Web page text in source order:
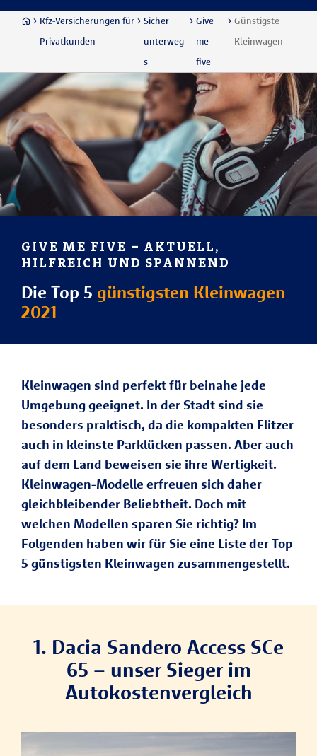
Kfz-Versicherungen für
Privatkunden
Sicher
unterweg
s
Give
me
five
Günstigste
Kleinwagen
GIVE ME FIVE – AKTUELL,
HILFREICH UND SPANNEND
Die Top 5 günstigsten Kleinwagen
2021
Kleinwagen sind perfekt für beinahe jede
Umgebung geeignet. In der Stadt sind sie
besonders praktisch, da die kompakten Flitzer
auch in kleinste Parklücken passen. Aber auch
auf dem Land beweisen sie ihre Wertigkeit.
Kleinwagen-Modelle erfreuen sich daher
gleichbleibender Beliebtheit. Doch mit
welchen Modellen sparen Sie richtig? Im
Folgenden haben wir für Sie eine Liste der Top
5 günstigsten Kleinwagen zusammengestellt.
1. Dacia Sandero Access SCe
65 – unser Sieger im
Autokostenvergleich